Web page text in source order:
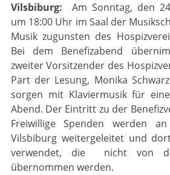
Vilsbiburg: Am Sonntag, den
um 18:00 Uhr im Saal der
Musik zugunsten des
Bei dem Benefizabend
zweiter Vorsitzender des
Part der Lesung, Monika
sorgen mit Klaviermusik für
Abend. Der Eintritt zu der
Freiwillige Spenden werden
Vilsbiburg weitergeleitet und
verwendet, die nicht von
übernommen werden.